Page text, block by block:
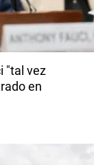
"tal vez
en